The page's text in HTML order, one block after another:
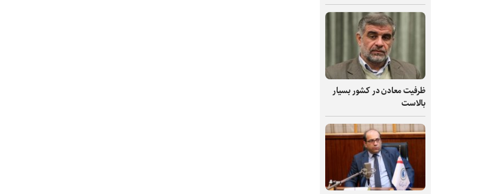
ظرفیت‌ معادن در کشور بسیار
بالاست